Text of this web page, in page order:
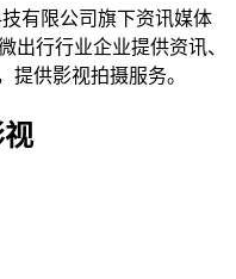
有限公司旗下资讯媒体
出行行业企业提供资讯、
提供影视拍摄服务。